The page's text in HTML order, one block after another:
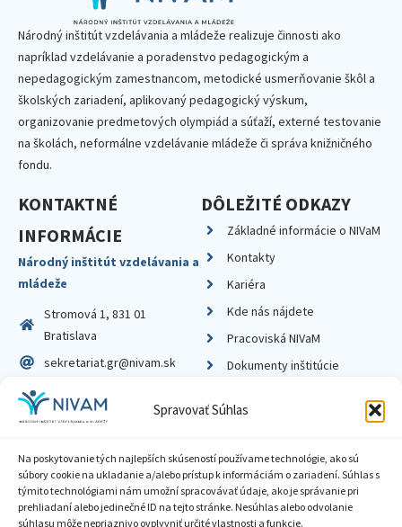
Spravovať Súhlas
Na poskytovanie tých najlepších skúseností používame technológie, ako sú
súbory cookie na ukladanie a/alebo prístup k informáciám o zariadení. Súhlas s
týmito technológiami nám umožní spracovávať údaje, ako je správanie pri
prehliadaní alebo jedinečné ID na tejto stránke. Nesúhlas alebo odvolanie
súhlasu môže nepriaznivo ovplyvniť určité vlastnosti a funkcie.
Národný inštitút vzdelávania a mládeže realizuje činnosti ako
napríklad vzdelávanie a poradenstvo pedagogickým a
nepedagogickým zamestnancom, metodické usmerňovanie škôl a
školských zariadení, aplikovaný pedagogický výskum,
organizovanie predmetových olympiád a súťaží, externé testovanie
na školách, neformálne vzdelávanie mládeže či správa knižničného
fondu.
KONTAKTNÉ
INFORMÁCIE
Národný inštitút vzdelávania a
mládeže
Stromová 1, 831 01
Bratislava
sekretariat.gr@nivam.sk
IČO: 00164348
DIČ: 2020798714
DÔLEŽITÉ ODKAZY
Základné informácie o NIVaM
Kontakty
Kariéra
Kde nás nájdete
Pracoviská NIVaM
Dokumenty inštitúcie
Zásady ochrany súkromia